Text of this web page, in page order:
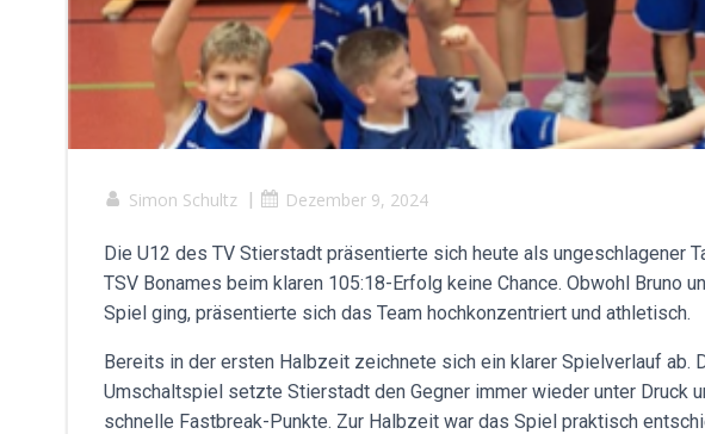
Simon Schultz | Dezember 9, 2024
Die U12 des TV Stierstadt präsentierte sich heute als ungeschlagener
TSV Bonames beim klaren 105:18-Erfolg keine Chance. Obwohl Bruno
Spiel ging, präsentierte sich das Team hochkonzentriert und athletisch.
Bereits in der ersten Halbzeit zeichnete sich ein klarer Spielverlauf ab.
Umschaltspiel setzte Stierstadt den Gegner immer wieder unter Druck
schnelle Fastbreak-Punkte. Zur Halbzeit war das Spiel praktisch